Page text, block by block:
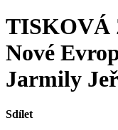
TISKOVÁ
Nové
Jarmily
Sdílet